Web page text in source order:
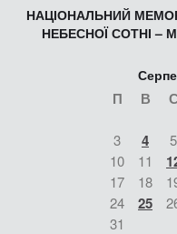
НАЦІОНАЛЬНИЙ
НЕБЕСНОЇ СОТНІ –
П В С
3 4 5
10
11
17
18
24
25
31